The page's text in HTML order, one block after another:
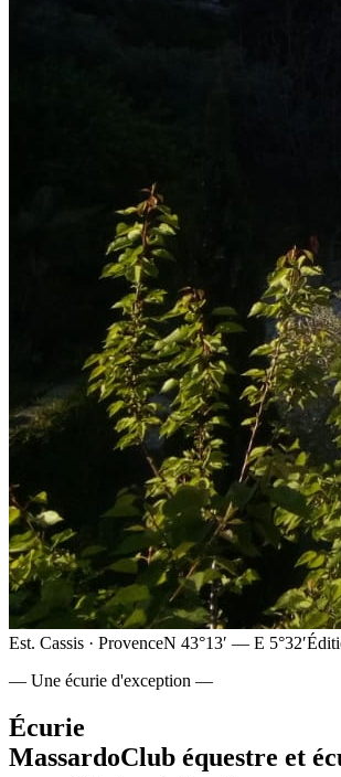
Est. Cassis · ProvenceN 43°13′ — E 5°32′
— Une écurie d'exception —
Écurie
MassardoClub équestre et